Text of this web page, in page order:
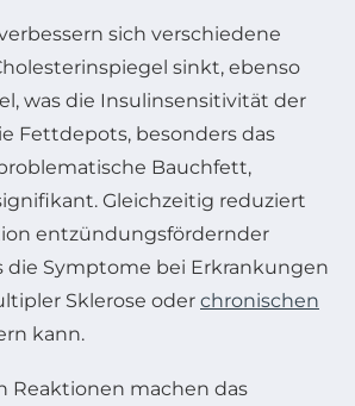
sich verschiedene
sinkt, ebenso
was die Insulinsensitivität der
Fettdepots, besonders das
Bauchfett,
Gleichzeitig reduziert
entzündungsfördernder
die Symptome bei Erkrankungen
Sklerose oder chronischen
kann.
Reaktionen machen das